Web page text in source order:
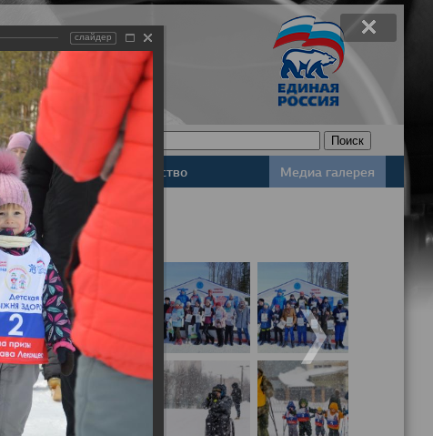
Законодательство Медиа галерея
слайдер